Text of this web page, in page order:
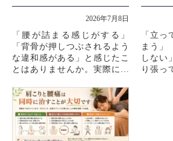
2026年7月8日
「腰が詰まる感じがする」
「背骨が押しつぶされるよう
な違和感がある」と感じたこ
とはありませんか。実際には
ケースは多くありませんが、
腰まわりの筋肉が硬くなるこ
とで、そのよ...
「立
まう」
しない
り張っ